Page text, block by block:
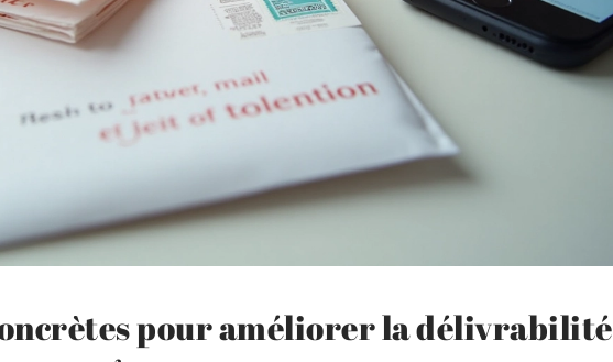
pour améliorer la délivrabilité